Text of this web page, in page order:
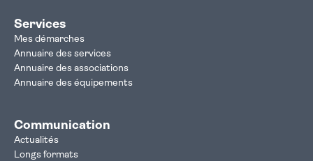
Services
Mes démarches
Annuaire des services
Annuaire des associations
Annuaire des équipements
Communication
Actualités
Longs formats